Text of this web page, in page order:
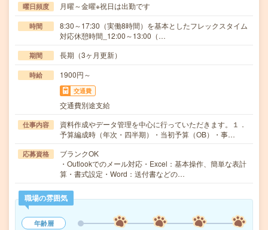
曜日頻度 月曜～金曜※祝日は出勤です
時間
8:30～17:30（実働8時間）を基本としたフレックスタイム
対応休憩時間_12:00～13:00（…
期間 長期（3ヶ月更新）
時給 1900円～
交通費
交通費別途支給
仕事内容
資料作成やデータ管理を中心に行っていただきます。１．
予算編成時（年次・四半期）・当初予算（OB）・事…
応募資格
ブランクOK
・Outlookでのメール対応・Excel：基本操作、簡単な表計
算・書式設定・Word：送付書などの…
職場の雰囲気
年齢層